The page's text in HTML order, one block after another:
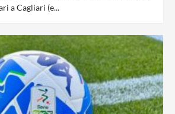
a Cagliari (e...